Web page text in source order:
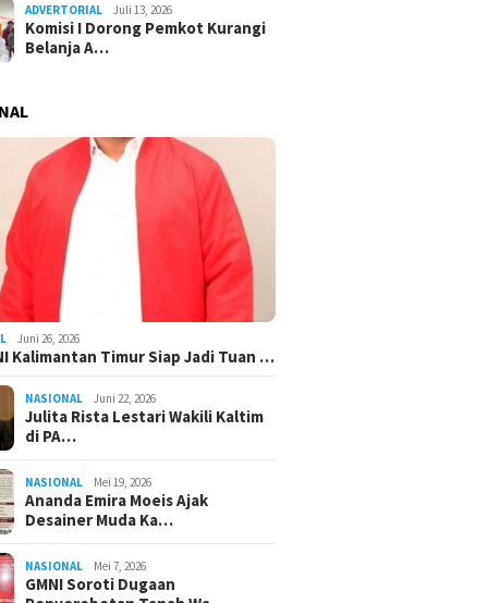
ADVERTORIAL Juli 13, 2026
Komisi I Dorong Pemkot Kurangi
Belanja A…
Juni 26, 2026
Kalimantan Timur Siap Jadi Tuan …
NASIONAL Juni 22, 2026
Julita Rista Lestari Wakili Kaltim
di PA…
NASIONAL Mei 19, 2026
Ananda Emira Moeis Ajak
Desainer Muda Ka…
NASIONAL Mei 7, 2026
GMNI Soroti Dugaan